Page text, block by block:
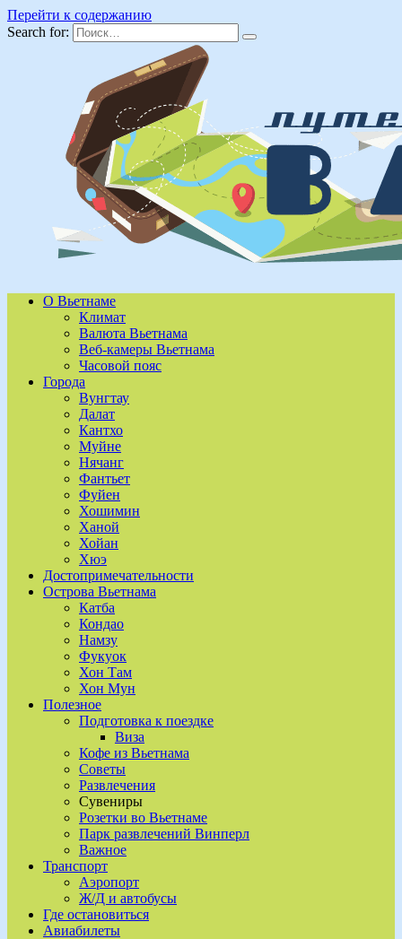
Перейти к содержанию
Search for:
О Вьетнаме
Климат
Валюта Вьетнама
Веб-камеры Вьетнама
Часовой пояс
Города
Вунгтау
Далат
Кантхо
Муйне
Нячанг
Фантьет
Фуйен
Хошимин
Ханой
Хойан
Хюэ
Достопримечательности
Острова Вьетнама
Катба
Кондао
Намзу
Фукуок
Хон Там
Хон Мун
Полезное
Подготовка к поездке
Виза
Кофе из Вьетнама
Советы
Развлечения
Сувениры
Розетки во Вьетнаме
Парк развлечений Винперл
Важное
Транспорт
Аэропорт
Ж/Д и автобусы
Где остановиться
Авиабилеты